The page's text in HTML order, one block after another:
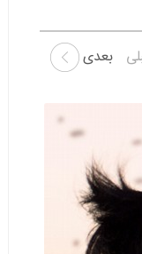
بعدی